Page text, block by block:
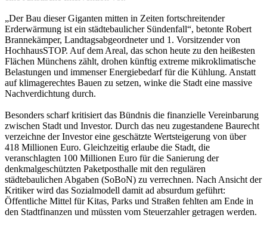
„Der Bau dieser Giganten mitten in Zeiten fortschreitender
Erderwärmung ist ein städtebaulicher Sündenfall“, betonte Robert
Brannekämper, Landtagsabgeordneter und 1. Vorsitzender von
HochhausSTOP. Auf dem Areal, das schon heute zu den heißesten
Flächen Münchens zählt, drohen künftig extreme mikroklimatische
Belastungen und immenser Energiebedarf für die Kühlung. Anstatt
auf klimagerechtes Bauen zu setzen, winke die Stadt eine massive
Nachverdichtung durch.
Besonders scharf kritisiert das Bündnis die finanzielle Vereinbarung
zwischen Stadt und Investor. Durch das neu zugestandene Baurecht
verzeichne der Investor eine geschätzte Wertsteigerung von über
418 Millionen Euro. Gleichzeitig erlaube die Stadt, die
veranschlagten 100 Millionen Euro für die Sanierung der
denkmalgeschützten Paketposthalle mit den regulären
städtebaulichen Abgaben (SoBoN) zu verrechnen. Nach Ansicht der
Kritiker wird das Sozialmodell damit ad absurdum geführt:
Öffentliche Mittel für Kitas, Parks und Straßen fehlten am Ende in
den Stadtfinanzen und müssten vom Steuerzahler getragen werden.